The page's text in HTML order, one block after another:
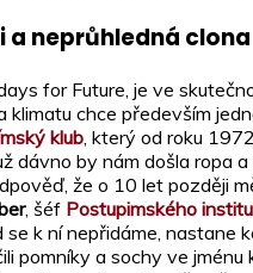
neprůhledná clona
for Future, je ve
chce především
klub , který od roku
dávno by nám došla
že o 10 let později
, šéf Postupimského
k ní nepřidáme, nastane
pomníky a sochy ve